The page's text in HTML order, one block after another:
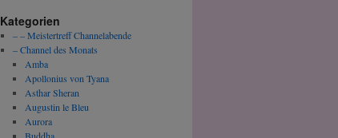
Kategorien
– – Meistertreff Channelabende
– Channel des Monats
Amba
Apollonius von Tyana
Asthar Sheran
Augustin le Bleu
Aurora